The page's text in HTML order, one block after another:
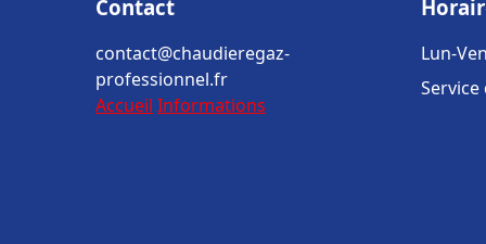
Contact
contact@chaudieregaz-
professionnel.fr
Accueil Informations
Lun-